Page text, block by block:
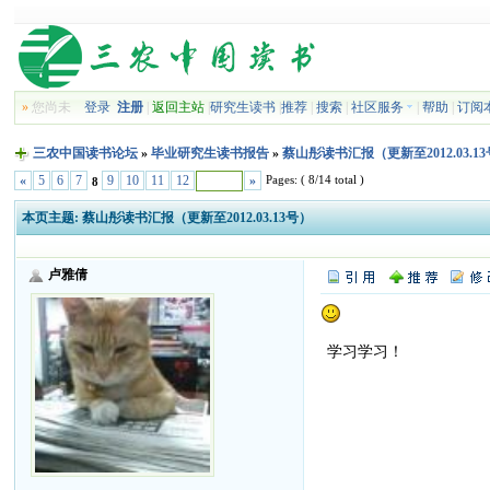
» 您尚未登录 注册 |返回主站 |研究生读书 |推荐 |搜索 |社区服务 |帮助 |订阅
三农中国读书论坛 »毕业研究生读书报告 »蔡山彤读书汇报（更新至2012.03.13
«
5 6 7 8 9 10 11 12 » Pages: ( 8/14 total )
本页主题: 蔡山彤读书汇报（更新至2012.03.13号）
卢雅倩
学习学习！